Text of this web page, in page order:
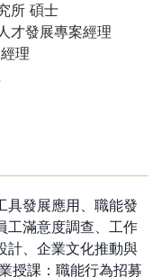
所 碩士
才發展專案經理
理
具發展應用、職能發
工滿意度調查、工作
計、企業文化推動與
授課：職能行為招募